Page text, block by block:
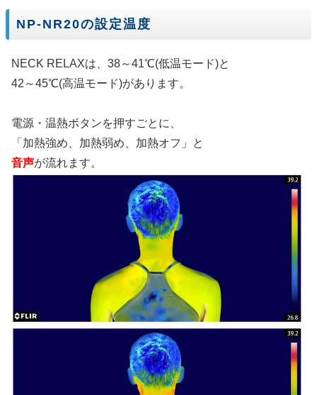
NP-NR20の設定温度
NECK RELAXは、38～41℃(低温モード)と
42～45℃(高温モード)があります。
電源・温熱ボタンを押すごとに、
「加熱強め、加熱弱め、加熱オフ」と
音声が流れます。